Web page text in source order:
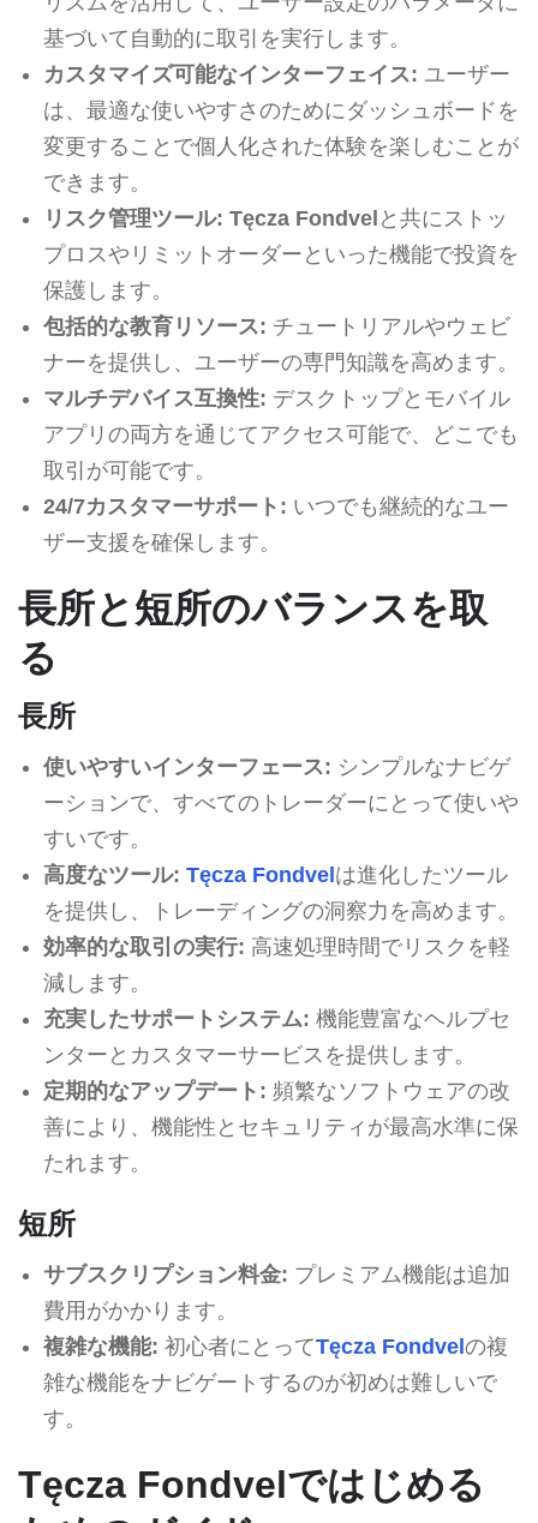
基づいて自動的に取引を実行します。
カスタマイズ可能なインターフェイス: ユーザー
は、最適な使いやすさのためにダッシュボードを
変更することで個人化された体験を楽しむことが
できます。
リスク管理ツール: Tęcza Fondvel と共にストッ
プロスやリミットオーダーといった機能で投資を
保護します。
包括的な教育リソース: チュートリアルやウェビ
ナーを提供し、ユーザーの専門知識を高めます。
マルチデバイス互換性: デスクトップとモバイル
アプリの両方を通じてアクセス可能で、どこでも
取引が可能です。
24/7カスタマーサポート: いつでも継続的なユー
ザー支援を確保します。
長所と短所のバランスを取
る
長所
使いやすいインターフェース: シンプルなナビゲ
ーションで、すべてのトレーダーにとって使いや
すいです。
高度なツール: Tęcza Fondvelは進化したツール
を提供し、トレーディングの洞察力を高めます。
効率的な取引の実行: 高速処理時間でリスクを軽
減します。
充実したサポートシステム: 機能豊富なヘルプセ
ンターとカスタマーサービスを提供します。
定期的なアップデート: 頻繁なソフトウェアの改
善により、機能性とセキュリティが最高水準に保
たれます。
短所
サブスクリプション料金: プレミアム機能は追加
費用がかかります。
複雑な機能: 初心者にとってTęcza Fondvelの複
雑な機能をナビゲートするのが初めは難しいで
す。
Tęcza Fondvelではじめる